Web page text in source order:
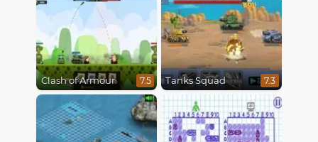
Clash of Armour 7.5 Tanks Squad 7.3